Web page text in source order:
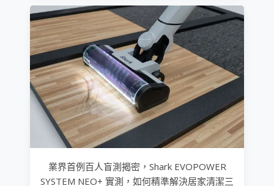
業界首例百人盲測揭密，Shark EVOPOWER
SYSTEM NEO+ 實測，如何精準解決居家清潔三